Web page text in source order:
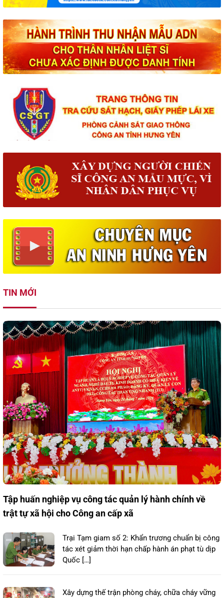
TIN MỚI
Tập huấn nghiệp vụ công tác quản lý hành chính về
trật tự xã hội cho Công an cấp xã
Trại Tạm giam số 2: Khẩn trương chuẩn bị công
tác xét giảm thời hạn chấp hành án phạt tù dịp
Quốc […]
Xây dựng thế trận phòng cháy, chữa cháy vững